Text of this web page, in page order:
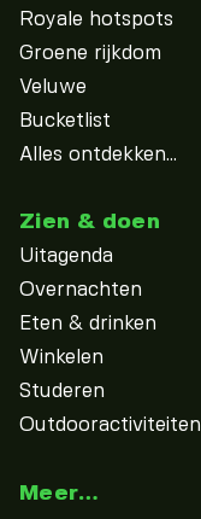
Royale hotspots
Groene rijkdom
Veluwe
Bucketlist
Alles ontdekken...
Zien & doen
Uitagenda
Overnachten
Eten & drinken
Winkelen
Studeren
Outdooractiviteiten
Meer…